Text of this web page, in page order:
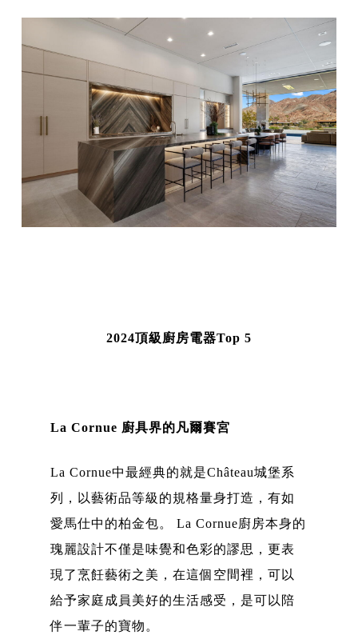
2024頂級廚房電器Top 5
La Cornue 廚具界的凡爾賽宮
La Cornue中最經典的就是Château城堡系
列，以藝術品等級的規格量身打造，有如
愛馬仕中的柏金包。 La Cornue廚房本身的
瑰麗設計不僅是味覺和色彩的謬思，更表
現了烹飪藝術之美，在這個空間裡，可以
給予家庭成員美好的生活感受，是可以陪
伴一輩子的寶物。